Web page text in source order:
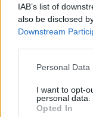
IAB’s list of
also be disclosed
Downstream
Personal
I want to opt-
personal data.
Opted In
públicas,
“instrumentos de
turístico e cultural”.
Além dos
motores
Interior
Por Ígor